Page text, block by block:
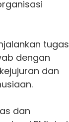
tugas
dengan
dan
dan